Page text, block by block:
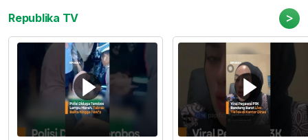
Republika TV >